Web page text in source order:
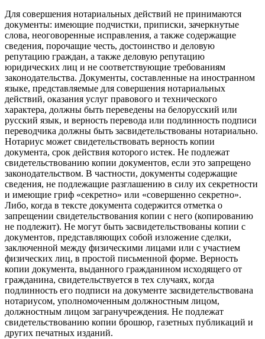
Для совершения нотариальных действий не принимаются
документы: имеющие подчистки, приписки, зачеркнутые
слова, неоговоренные исправления, а также содержащие
сведения, порочащие честь, достоинство и деловую
репутацию граждан, а также деловую репутацию
юридических лиц и не соответствующие требованиям
законодательства. Документы, составленные на иностранном
языке, представляемые для совершения нотариальных
действий, оказания услуг правового и технического
характера, должны быть переведены на белорусский или
русский язык, и верность перевода или подлинность подписи
переводчика должны быть засвидетельствованы нотариально.
Нотариус может свидетельствовать верность копии
документа, срок действия которого истек. Не подлежат
свидетельствованию копии документов, если это запрещено
законодательством. В частности, документы содержащие
сведения, не подлежащие разглашению в силу их секретности
и имеющие гриф «секретно» или «совершенно секретно».
Либо, когда в тексте документа содержится отметка о
запрещении свидетельствования копии с него (копированию
не подлежит). Не могут быть засвидетельствованы копии с
документов, представляющих собой изложение сделки,
заключенной между физическими лицами или с участием
физических лиц, в простой письменной форме. Верность
копии документа, выданного гражданином исходящего от
гражданина, свидетельствуется в тех случаях, когда
подлинность его подписи на документе засвидетельствована
нотариусом, уполномоченным должностным лицом,
должностным лицом загранучреждения. Не подлежат
свидетельствованию копии брошюр, газетных публикаций и
других печатных изданий.